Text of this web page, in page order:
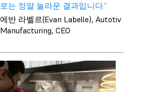
로는 정말 놀라운 결과입니다.”
에반 라벨르(Evan Labelle), Autotiv
Manufacturing, CEO